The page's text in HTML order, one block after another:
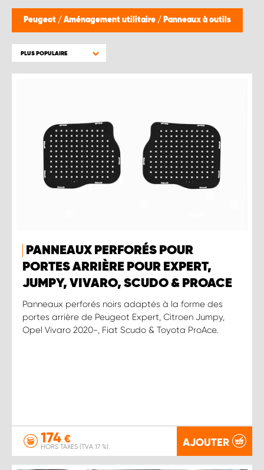
Peugeot / Aménagement utilitaire / Panneaux à outils
PLUS POPULAIRE
PANNEAUX PERFORÉS POUR
PORTES ARRIÈRE POUR EXPERT,
JUMPY, VIVARO, SCUDO & PROACE
Panneaux perforés noirs adaptés à la forme des
portes arrière de Peugeot Expert, Citroen Jumpy,
Opel Vivaro 2020-, Fiat Scudo & Toyota ProAce.
174 €
HORS TAXES (TVA 17 %) AJOUTER